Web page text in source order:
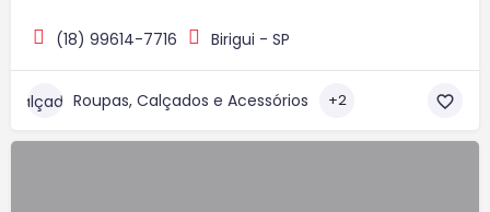
(18) 99614-7716 Birigui - SP
Roupas, Calçados e Acessórios +2